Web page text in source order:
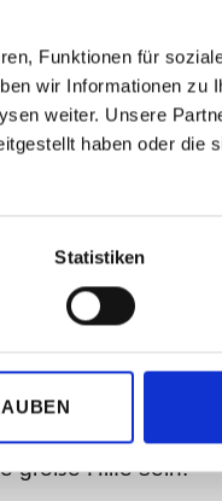
Funktionen für
wir Informationen zu
weiter. Unsere
haben oder die
Statistiken
meinem ersten
einer Hand tippen
ist, ist das
helfen.
Sie einen
einverstanden,
Das
große Hilfe sein!